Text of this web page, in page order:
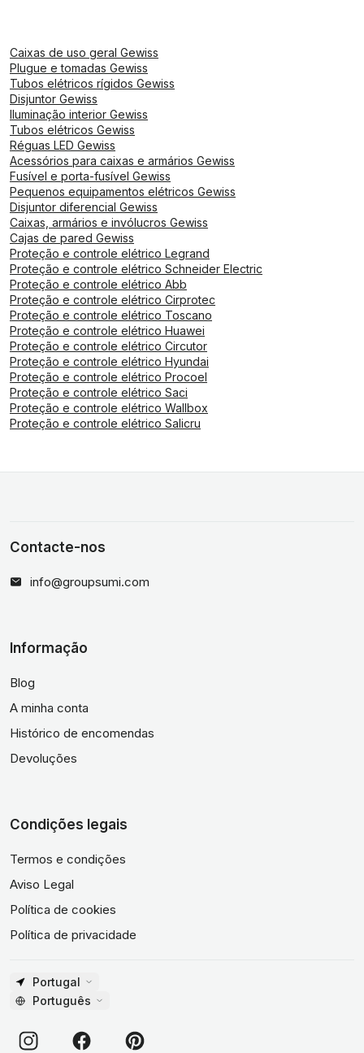
Caixas de uso geral Gewiss
Plugue e tomadas Gewiss
Tubos elétricos rígidos Gewiss
Disjuntor Gewiss
Iluminação interior Gewiss
Tubos elétricos Gewiss
Réguas LED Gewiss
Acessórios para caixas e armários Gewiss
Fusível e porta-fusível Gewiss
Pequenos equipamentos elétricos Gewiss
Disjuntor diferencial Gewiss
Caixas, armários e invólucros Gewiss
Cajas de pared Gewiss
Proteção e controle elétrico Legrand
Proteção e controle elétrico Schneider Electric
Proteção e controle elétrico Abb
Proteção e controle elétrico Cirprotec
Proteção e controle elétrico Toscano
Proteção e controle elétrico Huawei
Proteção e controle elétrico Circutor
Proteção e controle elétrico Hyundai
Proteção e controle elétrico Procoel
Proteção e controle elétrico Saci
Proteção e controle elétrico Wallbox
Proteção e controle elétrico Salicru
Contacte-nos
info@groupsumi.com
Informação
Blog
A minha conta
Histórico de encomendas
Devoluções
Condições legais
Termos e condições
Aviso Legal
Política de cookies
Política de privacidade
Portugal
Português